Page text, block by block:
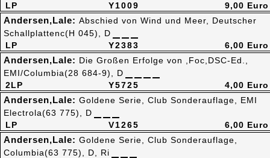
Y1009
LP
9,00 Euro
Y2383
LP
Andersen,Lale: Abschied von Wind und Meer, Deutscher
Schallplattenc(H 045), D
6,00 Euro
Y5725
2LP
Andersen,Lale: Die Großen Erfolge von ,Foc,DSC-Ed.,
EMI/Columbia(28 684-9), D
4,00 Euro
V1265
LP
Andersen,Lale: Goldene Serie, Club Sonderauflage, EMI
Electrola(63 775), D
6,00 Euro
Andersen,Lale: Goldene Serie, Club Sonderauflage,
Columbia(63 775), D, Ri